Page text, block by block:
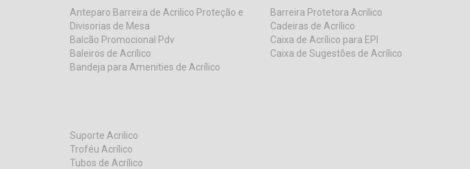
Anteparo Barreira de Acrilico Proteção e
Divisorias de Mesa
Balcão Promocional Pdv
Baleiros de Acrílico
Bandeja para Amenities de Acrílico
Barreira Protetora Acrilico
Cadeiras de Acrílico
Caixa de Acrílico para EPI
Caixa de Sugestões de Acrílico
Suporte Acrilico
Troféu Acrílico
Tubos de Acrílico